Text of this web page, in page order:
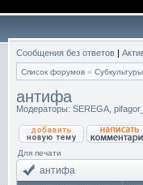
Сообщения без ответов |
Список форумов »
антифа
Модераторы: SEREGA
Для печати
антифа